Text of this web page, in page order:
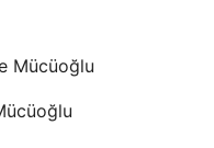
Mücüoğlu